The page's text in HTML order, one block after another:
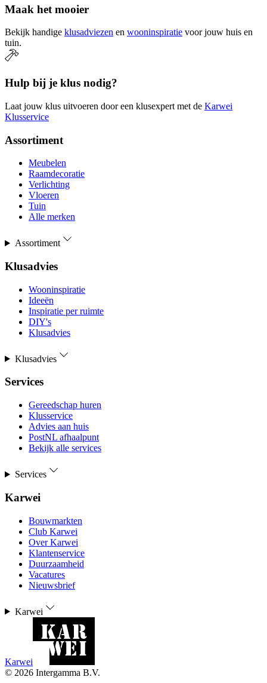
Maak het mooier
Bekijk handige klusadviezen en wooninspiratie voor jouw huis en
tuin.
Hulp bij je klus nodig?
Laat jouw klus uitvoeren door een klusexpert met de Karwei
Klusservice
Assortiment
Meubelen
Raamdecoratie
Verlichting
Vloeren
Tuin
Alle merken
Assortiment
Klusadvies
Wooninspiratie
Ideeën
Inspiratie per ruimte
DIY's
Klusadvies
Klusadvies
Services
Gereedschap huren
Klusservice
Advies aan huis
PostNL afhaalpunt
Bekijk alle services
Services
Karwei
Bouwmarkten
Club Karwei
Over Karwei
Klantenservice
Duurzaamheid
Vacatures
Nieuwsbrief
Karwei
Karwei
© 2026 Intergamma B.V.